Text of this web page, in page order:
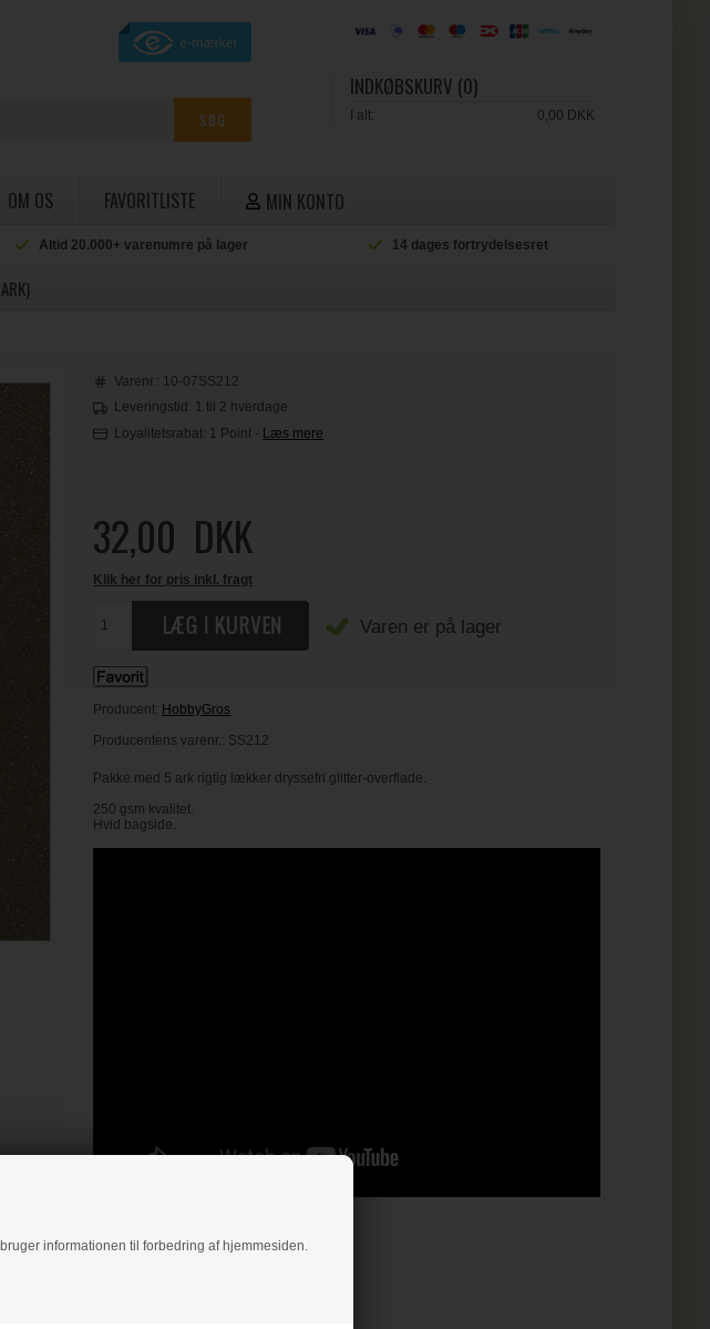
informationen til forbedring af hjemmesiden.
INDKØBSKURV (0)
I alt: 0,00 DKK
OM OS FAVORITLISTE MIN KONTO
Altid 20.000+ varenumre på lager 14 dages fortrydelsesret
Varenr.: 10-07SS212
Leveringstid: 1 til 2 hverdage
Loyalitetsrabat: 1 Point - Læs mere
32,00 DKK
Klik her for pris inkl. fragt
Varen er på lager
Producent: HobbyGros
Producentens varenr.: SS212
Pakke med 5 ark rigtig lækker dryssefri glitter-overflade.
250 gsm kvalitet.
Hvid bagside.